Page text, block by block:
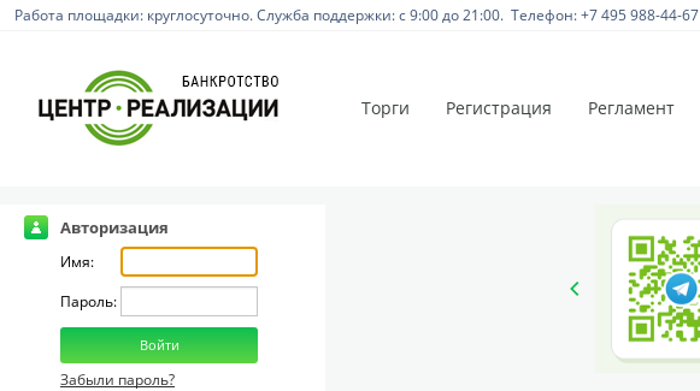
Работа площадки: круглосуточно. Служба поддержки: с 9:00 до 21:00. Телефон: +7 495 988-44-67
Торги Регистрация Регламент
Авторизация
Имя:
Пароль:
Забыли пароль?